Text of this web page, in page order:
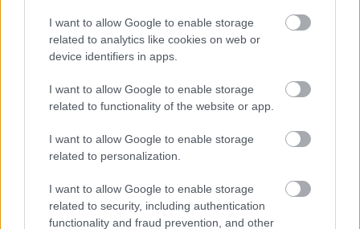
I want to allow Google to enable storage
related to analytics like cookies on web or
device identifiers in apps.
I want to allow Google to enable storage
related to functionality of the website or app.
I want to allow Google to enable storage
related to personalization.
I want to allow Google to enable storage
related to security, including authentication
functionality and fraud prevention, and other
Spanyolországban kezdődött és Olaszországban ért véget a
kilenc futamot számláló európai körutazás a Formula-1
mezőnye számára. De kik jöttek ki jól és kik rosszul az elmúlt
időszakból?
részletek
előző hírek
Hallgasd meg a Formula Podcast